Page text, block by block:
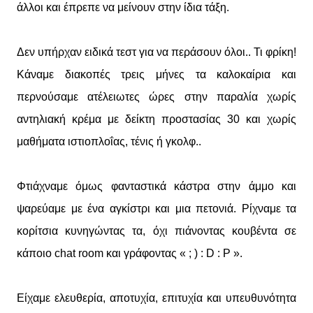
άλλοι και έπρεπε να μείνουν στην ίδια τάξη.
Δεν υπήρχαν ειδικά τεστ για να περάσουν όλοι.. Τι φρίκη!
Κάναμε διακοπές τρεις μήνες τα καλοκαίρια και
περνούσαμε ατέλειωτες ώρες στην παραλία χωρίς
αντηλιακή κρέμα με δείκτη προστασίας 30 και χωρίς
μαθήματα ιστιοπλοΐας, τένις ή γκολφ..
Φτιάχναμε όμως φανταστικά κάστρα στην άμμο και
ψαρεύαμε με ένα αγκίστρι και μια πετονιά. Ρίχναμε τα
κορίτσια κυνηγώντας τα, όχι πιάνοντας κουβέντα σε
κάποιο chat room και γράφοντας « ; ) : D : P ».
Είχαμε ελευθερία, αποτυχία, επιτυχία και υπευθυνότητα